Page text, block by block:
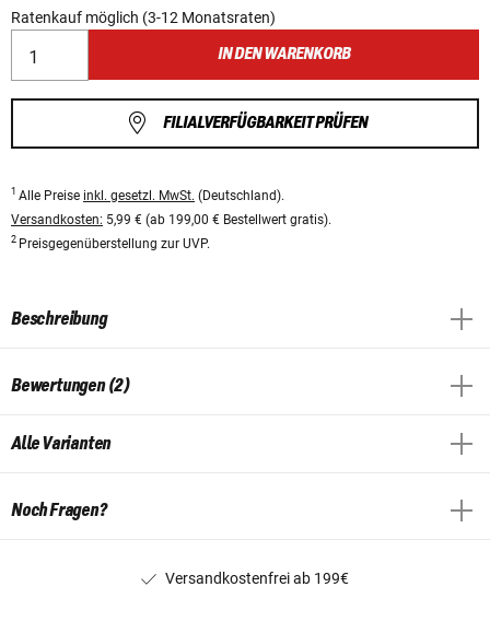
Ratenkauf möglich (3-12 Monatsraten)
IN DEN WARENKORB
FILIALVERFÜGBARKEIT PRÜFEN
1 Alle Preise inkl. gesetzl. MwSt. (Deutschland).
Versandkosten: 5,99 € (ab 199,00 € Bestellwert gratis).
2 Preisgegenüberstellung zur UVP.
Beschreibung
Bewertungen (2)
Alle Varianten
Noch Fragen?
Versandkostenfrei ab 199€